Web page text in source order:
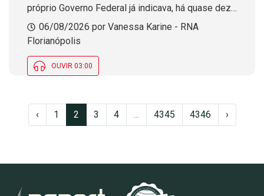
próprio Governo Federal já indicava, há quase dez
anos, a necessidade de duplicar mais de 500
quilômetros das rodovias federais que integram
06/08/2026 por Vanessa Karine - RNA
Florianópolis
OUVIR 03:00
‹ 1 2 3 4 ... 4345 4346 ›